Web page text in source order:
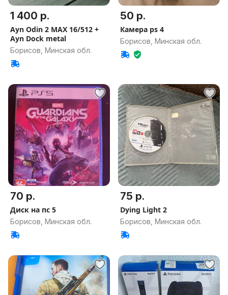
1 400 р.
Ayn Odin 2 MAX 16/512 +
Ayn Dock metal
Борисов, Минская обл.
50 р.
Камера ps 4
Борисов, Минская обл.
70 р.
Диск на пс 5
Борисов, Минская обл.
75 р.
Dying Light 2
Борисов, Минская обл.